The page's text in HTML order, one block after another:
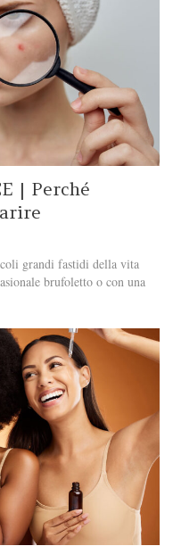
| Perché
grandi fastidi della vita
brufoletto o con una